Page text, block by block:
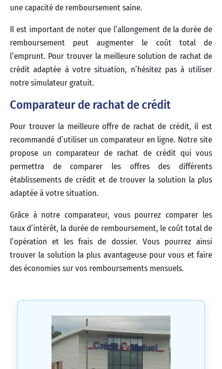
une capacité de remboursement saine.
Il est important de noter que l’allongement de la durée de
remboursement peut augmenter le coût total de
l’emprunt. Pour trouver la meilleure solution de rachat de
crédit adaptée à votre situation, n’hésitez pas à utiliser
notre simulateur gratuit.
Comparateur de rachat de crédit
Pour trouver la meilleure offre de rachat de crédit, il est
recommandé d’utiliser un comparateur en ligne. Notre site
propose un comparateur de rachat de crédit qui vous
permettra de comparer les offres des différents
établissements de crédit et de trouver la solution la plus
adaptée à votre situation.
Grâce à notre comparateur, vous pourrez comparer les
taux d’intérêt, la durée de remboursement, le coût total de
l’opération et les frais de dossier. Vous pourrez ainsi
trouver la solution la plus avantageuse pour vous et faire
des économies sur vos remboursements mensuels.